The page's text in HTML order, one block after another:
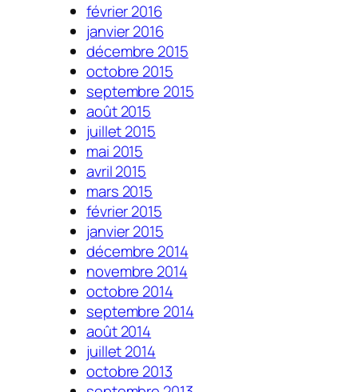
février 2016
janvier 2016
décembre 2015
octobre 2015
septembre 2015
août 2015
juillet 2015
mai 2015
avril 2015
mars 2015
février 2015
janvier 2015
décembre 2014
novembre 2014
octobre 2014
septembre 2014
août 2014
juillet 2014
octobre 2013